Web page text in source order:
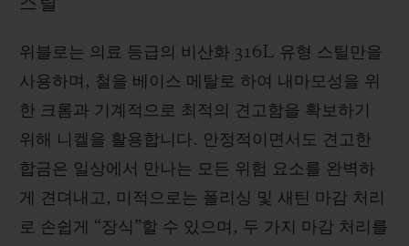
위블로는 의료 등급의 비산화 316L 유형 스틸만을
사용하며, 철을 베이스 메탈로 하여 내마모성을 위
한 크롬과 기계적으로 최적의 견고함을 확보하기
위해 니켈을 활용합니다. 안정적이면서도 견고한
합금은 일상에서 만나는 모든 위험 요소를 완벽하
게 견뎌내고, 미적으로는 폴리싱 및 새틴 마감 처리
로 손쉽게 “장식”할 수 있으며, 두 가지 마감 처리를